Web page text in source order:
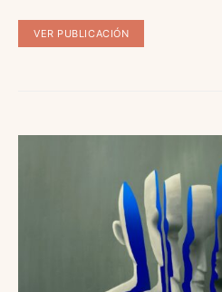
VER PUBLICACIÓN